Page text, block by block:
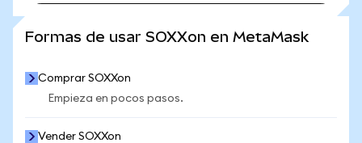
Formas de usar SOXXon en MetaMask
Comprar SOXXon
Empieza en pocos pasos.
Vender SOXXon